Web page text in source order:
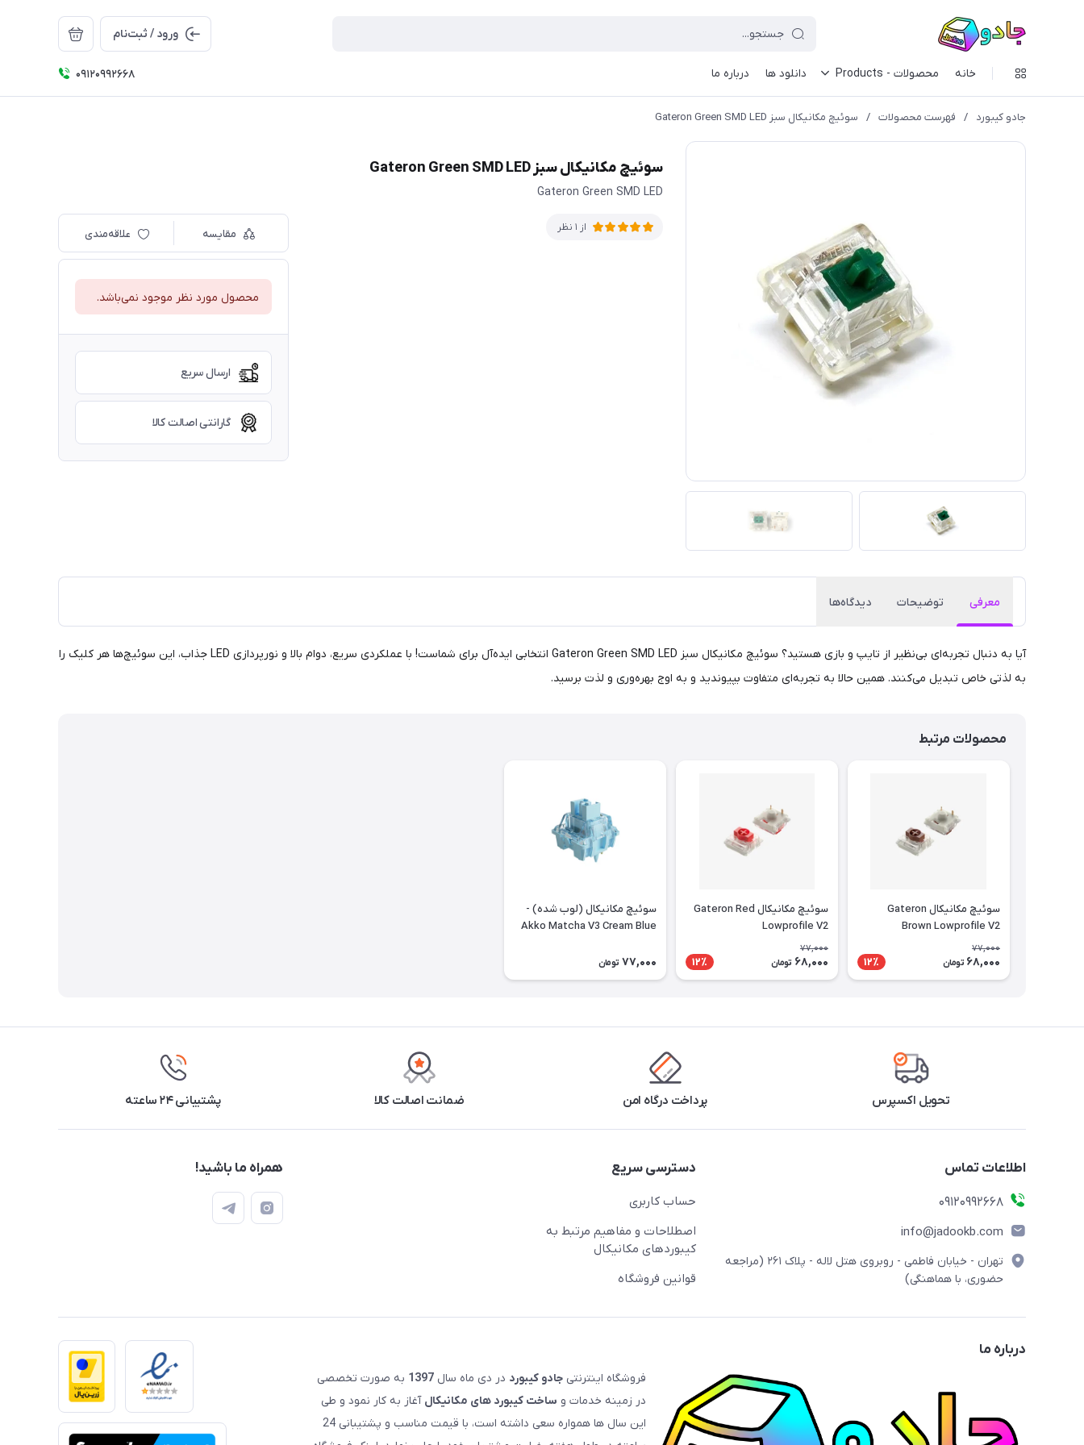
ورود / ثبت‌نام
خانه محصولات - Products دانلود ها درباره ما 09120992668
جادو کیبورد / فهرست محصولات / سوئیچ مکانیکال سبز Gateron Green SMD LED
سوئیچ مکانیکال سبز Gateron Green SMD LED
Gateron Green SMD LED
از 1 نظر مقایسه علاقه‌مندی
محصول مورد نظر موجود نمی‌باشد.
ارسال سریع
گارانتی اصالت کالا
معرفی توضیحات دیدگاه‌ها
آیا به دنبال تجربه‌ای بی‌نظیر از تایپ و بازی هستید؟ سوئیچ مکانیکال سبز Gateron Green SMD LED انتخابی ایده‌آل برای شماست! با عملکردی سریع، دوام بالا و نورپردازی LED جذاب، این سوئیچ‌ها هر کلیک را
به لذتی خاص تبدیل می‌کنند. همین حالا به تجربه‌ای متفاوت بپیوندید و به اوج بهره‌وری و لذت برسید.
محصولات مرتبط
سوئیچ مکانیکال Gateron
Brown Lowprofile V2
77,000
68,000 تومان 12٪
سوئیچ مکانیکال Gateron Red
Lowprofile V2
77,000
68,000 تومان 12٪
سوئیچ مکانیکال (لوب شده) -
Akko Matcha V3 Cream Blue
77,000 تومان
تحویل اکسپرس پرداخت درگاه امن ضمانت اصالت کالا پشتیبانی ۲۴ ساعته
اطلاعات تماس
09120992668
info@jadookb.com
تهران - خیابان فاطمی - روبروی هتل لاله - پلاک ٢۶١ (مراجعه
حضوری، با هماهنگی)
دسترسی سریع
حساب کاربری
اصطلاحات و مفاهیم مرتبط به
کیبوردهای مکانیکال
قوانین فروشگاه
همراه ما باشید!
درباره ما
فروشگاه اینترنتی جادو کیبورد در دی ماه سال 1397 به صورت تخصصی
در زمینه خدمات و ساخت کیبورد های مکانیکال آغاز به کار نمود و طی
این سال ها همواره سعی داشته است، با قیمت‌ مناسب و پشتیبانی 24